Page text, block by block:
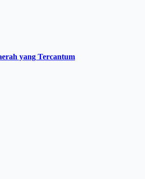
yang Tercantum